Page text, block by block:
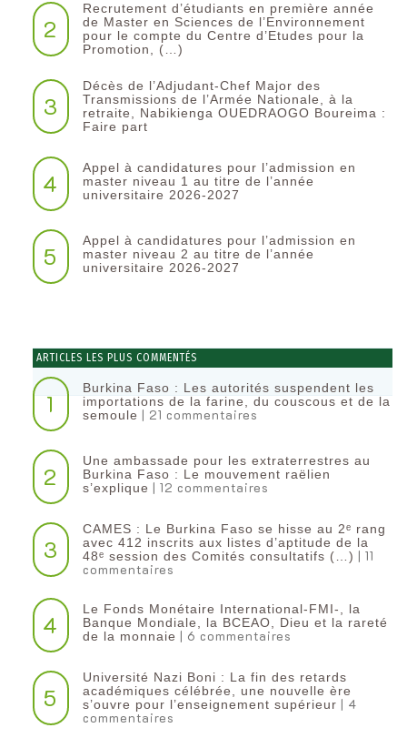
2
Recrutement d’étudiants en première année
de Master en Sciences de l’Environnement
pour le compte du Centre d’Etudes pour la
Promotion, (…)
3
Décès de l’Adjudant-Chef Major des
Transmissions de l’Armée Nationale, à la
retraite, Nabikienga OUEDRAOGO Boureima :
Faire part
4
Appel à candidatures pour l’admission en
master niveau 1 au titre de l’année
universitaire 2026-2027
5
Appel à candidatures pour l’admission en
master niveau 2 au titre de l’année
universitaire 2026-2027
ARTICLES LES PLUS COMMENTÉS
1
Burkina Faso : Les autorités suspendent les
importations de la farine, du couscous et de la
semoule | 21 commentaires
2
Une ambassade pour les extraterrestres au
Burkina Faso : Le mouvement raëlien
s’explique | 12 commentaires
3
CAMES : Le Burkina Faso se hisse au 2ᵉ rang
avec 412 inscrits aux listes d’aptitude de la
48ᵉ session des Comités consultatifs (…) | 11
commentaires
4
Le Fonds Monétaire International-FMI-, la
Banque Mondiale, la BCEAO, Dieu et la rareté
de la monnaie | 6 commentaires
5
Université Nazi Boni : La fin des retards
académiques célébrée, une nouvelle ère
s’ouvre pour l’enseignement supérieur | 4
commentaires